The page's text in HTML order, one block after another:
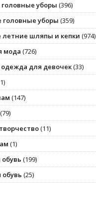
уборы (396)
головные уборы (359)
летние шляпы и кепки (974)
мода (726)
одежда для девочек(33)
(147)
(79)
(11)
(1)
(199)
(25)